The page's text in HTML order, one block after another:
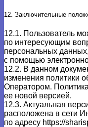
12. Заключительные
12.1. Пользователь
по интересующим
персональных
с помощью
12.2. В данном
изменения политики
Оператором.
ее новой версией.
12.3. Актуальная
расположена в сети
по адресу https://